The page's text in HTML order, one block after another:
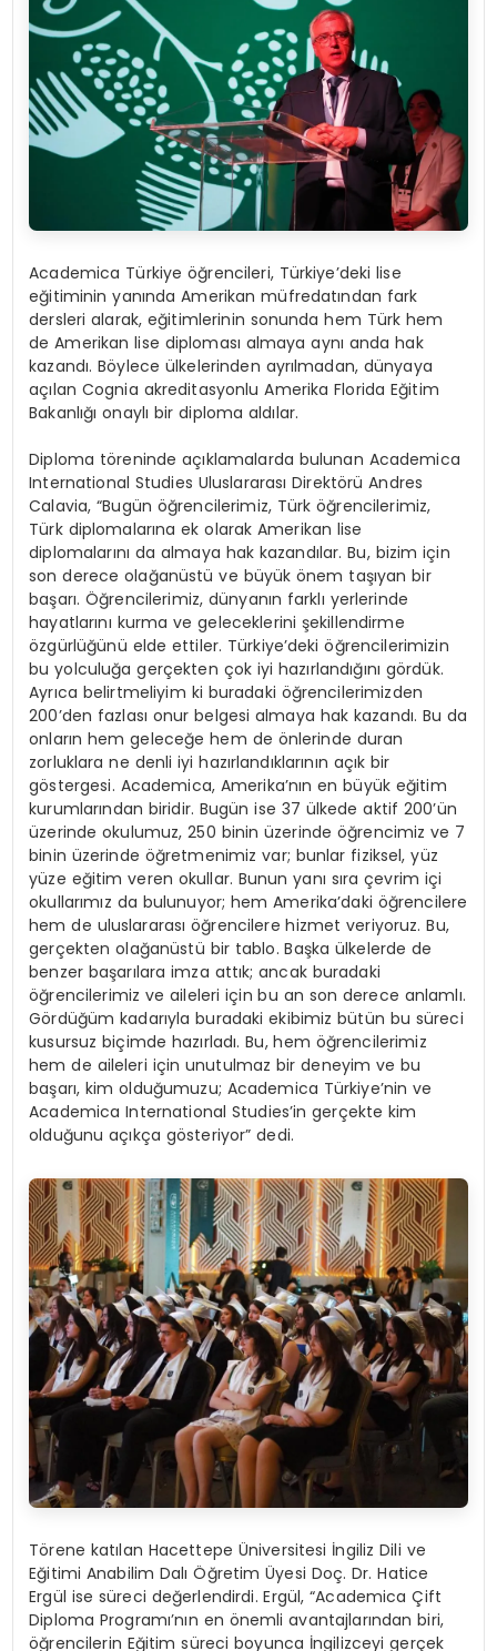
Academica Türkiye öğrencileri, Türkiye’deki lise
eğitiminin yanında Amerikan müfredatından fark
dersleri alarak, eğitimlerinin sonunda hem Türk hem
de Amerikan lise diploması almaya aynı anda hak
kazandı. Böylece ülkelerinden ayrılmadan, dünyaya
açılan Cognia akreditasyonlu Amerika Florida Eğitim
Bakanlığı onaylı bir diploma aldılar.
Diploma töreninde açıklamalarda bulunan Academica
International Studies Uluslararası Direktörü Andres
Calavia, “Bugün öğrencilerimiz, Türk öğrencilerimiz,
Türk diplomalarına ek olarak Amerikan lise
diplomalarını da almaya hak kazandılar. Bu, bizim için
son derece olağanüstü ve büyük önem taşıyan bir
başarı. Öğrencilerimiz, dünyanın farklı yerlerinde
hayatlarını kurma ve geleceklerini şekillendirme
özgürlüğünü elde ettiler. Türkiye’deki öğrencilerimizin
bu yolculuğa gerçekten çok iyi hazırlandığını gördük.
Ayrıca belirtmeliyim ki buradaki öğrencilerimizden
200’den fazlası onur belgesi almaya hak kazandı. Bu da
onların hem geleceğe hem de önlerinde duran
zorluklara ne denli iyi hazırlandıklarının açık bir
göstergesi. Academica, Amerika’nın en büyük eğitim
kurumlarından biridir. Bugün ise 37 ülkede aktif 200’ün
üzerinde okulumuz, 250 binin üzerinde öğrencimiz ve 7
binin üzerinde öğretmenimiz var; bunlar fiziksel, yüz
yüze eğitim veren okullar. Bunun yanı sıra çevrim içi
okullarımız da bulunuyor; hem Amerika’daki öğrencilere
hem de uluslararası öğrencilere hizmet veriyoruz. Bu,
gerçekten olağanüstü bir tablo. Başka ülkelerde de
benzer başarılara imza attık; ancak buradaki
öğrencilerimiz ve aileleri için bu an son derece anlamlı.
Gördüğüm kadarıyla buradaki ekibimiz bütün bu süreci
kusursuz biçimde hazırladı. Bu, hem öğrencilerimiz
hem de aileleri için unutulmaz bir deneyim ve bu
başarı, kim olduğumuzu; Academica Türkiye’nin ve
Academica International Studies’in gerçekte kim
olduğunu açıkça gösteriyor” dedi.
Törene katılan Hacettepe Üniversitesi İngiliz Dili ve
Eğitimi Anabilim Dalı Öğretim Üyesi Doç. Dr. Hatice
Ergül ise süreci değerlendirdi. Ergül, “Academica Çift
Diploma Programı’nın en önemli avantajlarından biri,
öğrencilerin Eğitim süreci boyunca İngilizceyi gerçek